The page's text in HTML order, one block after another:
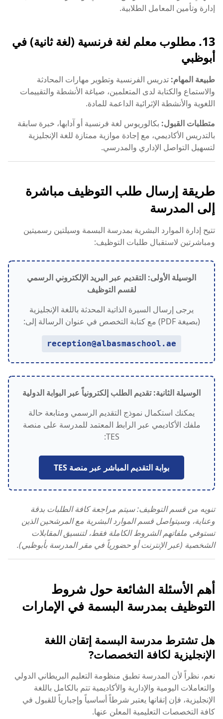
إدارة وتأمين المعامل الطلابية.
13. مطلوب معلم لغة فرنسية (لغة ثانية) في
أبوظبي
طبيعة المهام: تدريس الفرنسية وتطوير مهارات المحادثة
والاستماع والكتابة لدى المتعلمين، صياغة الأنشطة والتقييمات
اللغوية والأنشطة الإثرائية الداعمة للمادة.
متطلبات القبول: بكالوريوس لغة فرنسية أو آدابها، خبرة سابقة
بالتدريس الأكاديمي، مع إجادة موازية ممتازة للغة الإنجليزية
لتسهيل التواصل الإداري والمدرسي.
طريقة إرسال طلب التوظيف مباشرة
إلى المدرسة
تتيح إدارة الموارد البشرية بمدرسة البسمة وسيلتين رسميتين
ومباشرتين لاستقبال طلبات التوظيف:
الوسيلة الأولى: التقديم عبر البريد الإلكتروني الرسمي
لقسم التوظيف
يرجى إرسال السيرة الذاتية المحدثة باللغة الإنجليزية
(بصيغة PDF) مع كتابة التخصص في عنوان الرسالة إلى:
reception@albasmaschool.ae
الوسيلة الثانية: تقديم الطلب إلكترونياً عبر البوابة الدولية
يمكنك استكمال نموذج التقديم الرسمي ومتابعة حالة
ملفك الأكاديمي عبر الرابط المعتمد للمدرسة على منصة
TES:
بوابة التقديم المباشر عبر منصة TES
تنويه من قسم التوظيف: سيتم مراجعة كافة الطلبات بدقة
وعناية، وسيتواصل قسم الموارد البشرية مع المرشحين الذين
تستوفي ملفاتهم الشروط الكاملة فقط، لتنسيق المقابلات
الشخصية (عبر الإنترنت أو حضورياً في مقر المدرسة بأبوظبي).
أهم الأسئلة الشائعة حول شروط
التوظيف بمدرسة البسمة في الإمارات
هل تشترط مدرسة البسمة إتقان اللغة
الإنجليزية لكافة التخصصات?
نعم، نظراً لأن المدرسة تطبق منظومة التعليم البريطاني الدولي
والتعاملات اليومية والإدارية والأكاديمية تتم بالكامل باللغة
الإنجليزية، فإن إتقانها يعتبر شرطاً أساسياً وإجبارياً للقبول في
كافة التخصصات التعليمية المعلن عنها.